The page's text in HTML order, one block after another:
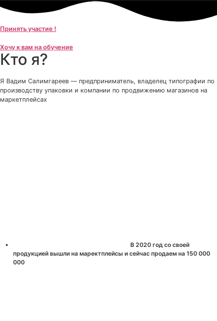
Принять участие !
Хочу к вам на обучение
Кто я?
Я Вадим Салимгареев — предприниматель, владелец типографии по
производству упаковки и компании по продвижению магазинов на
маркетплейсах
В 2020 год со своей
продукцией вышли на маректплейсы и сейчас продаем на 150 000
000